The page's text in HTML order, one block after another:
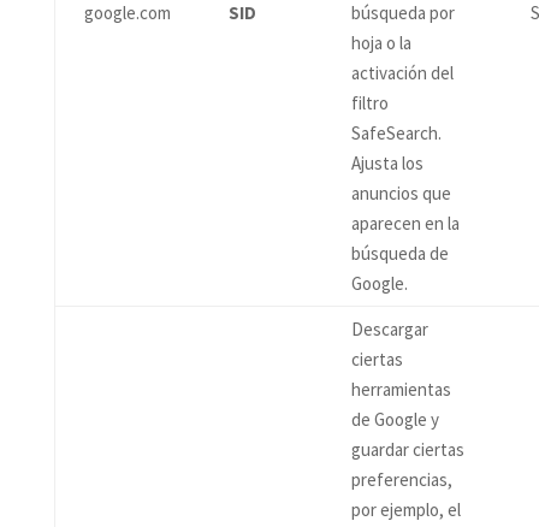
google.com SID
búsqueda por
hoja o la
activación del
filtro
SafeSearch.
Ajusta los
anuncios que
aparecen en la
búsqueda de
Google.
Descargar
ciertas
herramientas
de Google y
guardar ciertas
preferencias,
por ejemplo, el